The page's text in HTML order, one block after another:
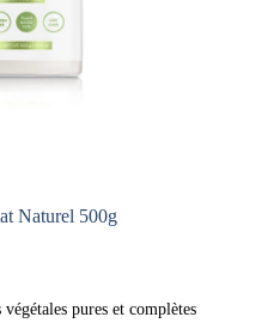
Naturel 500g
pures et complètes